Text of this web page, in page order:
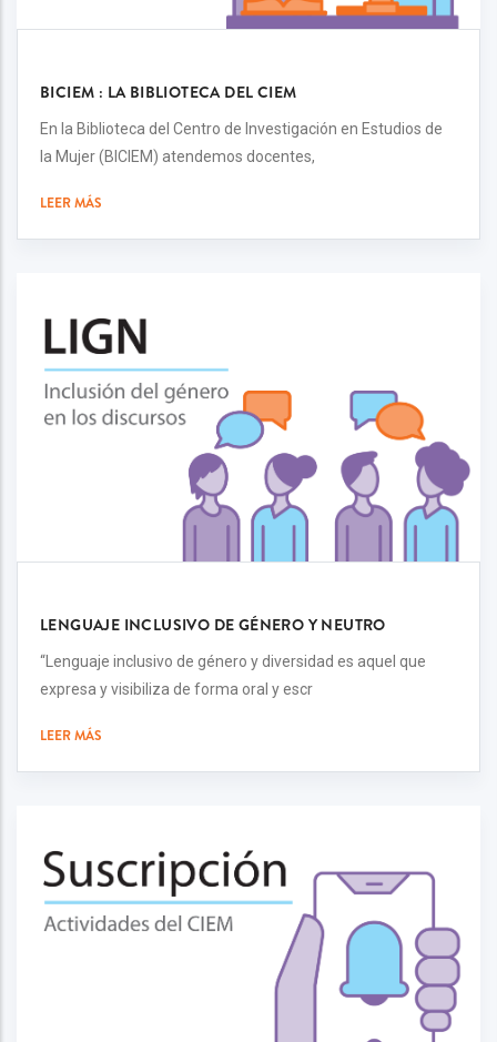
BICIEM : LA BIBLIOTECA DEL CIEM
En la Biblioteca del Centro de Investigación en Estudios de
la Mujer (BICIEM) atendemos docentes,
LEER MÁS
LENGUAJE INCLUSIVO DE GÉNERO Y NEUTRO
“Lenguaje inclusivo de género y diversidad es aquel que
expresa y visibiliza de forma oral y escr
LEER MÁS